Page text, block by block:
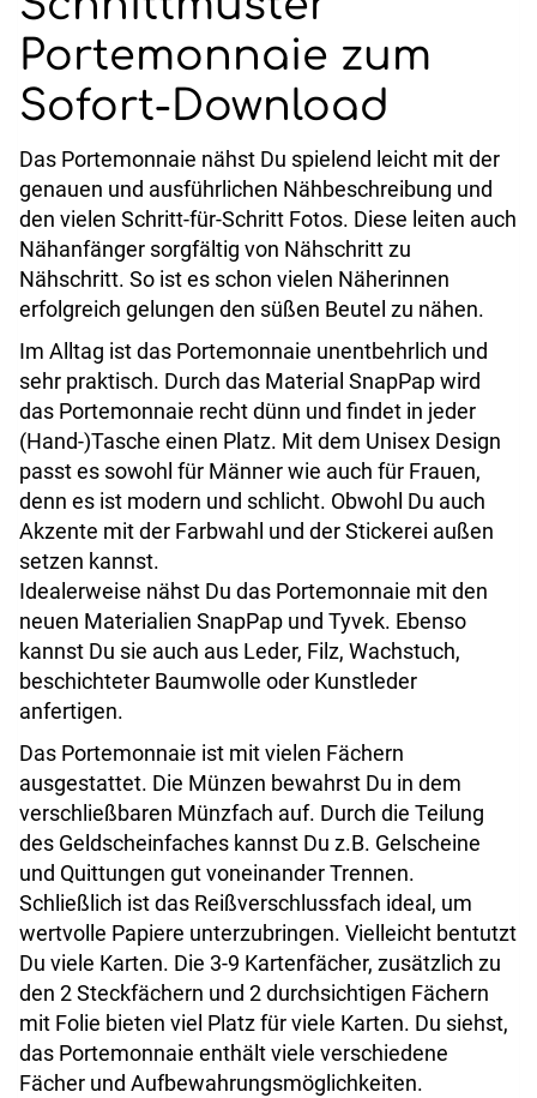
Portemonnaie zum
Sofort-Download
Das Portemonnaie nähst Du spielend leicht mit der
genauen und ausführlichen Nähbeschreibung und
den vielen Schritt-für-Schritt Fotos. Diese leiten auch
Nähanfänger sorgfältig von Nähschritt zu
Nähschritt. So ist es schon vielen Näherinnen
erfolgreich gelungen den süßen Beutel zu nähen.
Im Alltag ist das Portemonnaie unentbehrlich und
sehr praktisch. Durch das Material SnapPap wird
das Portemonnaie recht dünn und findet in jeder
(Hand-)Tasche einen Platz. Mit dem Unisex Design
passt es sowohl für Männer wie auch für Frauen,
denn es ist modern und schlicht. Obwohl Du auch
Akzente mit der Farbwahl und der Stickerei außen
setzen kannst.
Idealerweise nähst Du das Portemonnaie mit den
neuen Materialien SnapPap und Tyvek. Ebenso
kannst Du sie auch aus Leder, Filz, Wachstuch,
beschichteter Baumwolle oder Kunstleder
anfertigen.
Das Portemonnaie ist mit vielen Fächern
ausgestattet. Die Münzen bewahrst Du in dem
verschließbaren Münzfach auf. Durch die Teilung
des Geldscheinfaches kannst Du z.B. Gelscheine
und Quittungen gut voneinander Trennen.
Schließlich ist das Reißverschlussfach ideal, um
wertvolle Papiere unterzubringen. Vielleicht bentutzt
Du viele Karten. Die 3-9 Kartenfächer, zusätzlich zu
den 2 Steckfächern und 2 durchsichtigen Fächern
mit Folie bieten viel Platz für viele Karten. Du siehst,
das Portemonnaie enthält viele verschiedene
Fächer und Aufbewahrungsmöglichkeiten.